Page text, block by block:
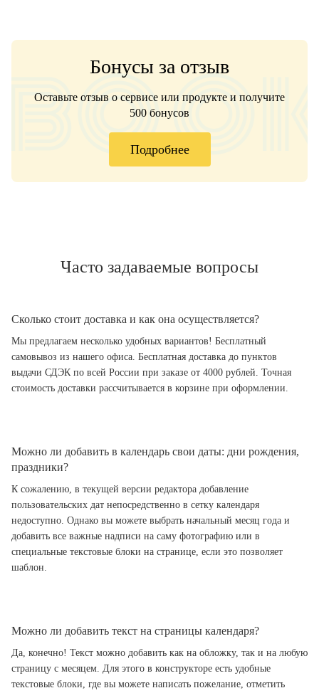
Бонусы за отзыв
Оставьте отзыв о сервисе или продукте и получите
500 бонусов
Подробнее
Часто задаваемые вопросы
Сколько стоит доставка и как она осуществляется?
Мы предлагаем несколько удобных вариантов! Бесплатный
самовывоз из нашего офиса. Бесплатная доставка до пунктов
выдачи СДЭК по всей России при заказе от 4000 рублей. Точная
стоимость доставки рассчитывается в корзине при оформлении.
Можно ли добавить в календарь свои даты: дни рождения,
праздники?
К сожалению, в текущей версии редактора добавление
пользовательских дат непосредственно в сетку календаря
недоступно. Однако вы можете выбрать начальный месяц года и
добавить все важные надписи на саму фотографию или в
специальные текстовые блоки на странице, если это позволяет
шаблон.
Можно ли добавить текст на страницы календаря?
Да, конечно! Текст можно добавить как на обложку, так и на любую
страницу с месяцем. Для этого в конструкторе есть удобные
текстовые блоки, где вы можете написать пожелание, отметить